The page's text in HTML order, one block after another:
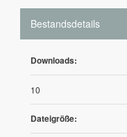
Bestandsdetails
Downloads:
10
Dateigröße: